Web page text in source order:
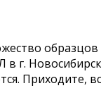
Приходите,